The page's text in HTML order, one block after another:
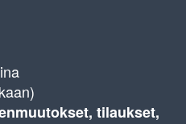
tilaukset,